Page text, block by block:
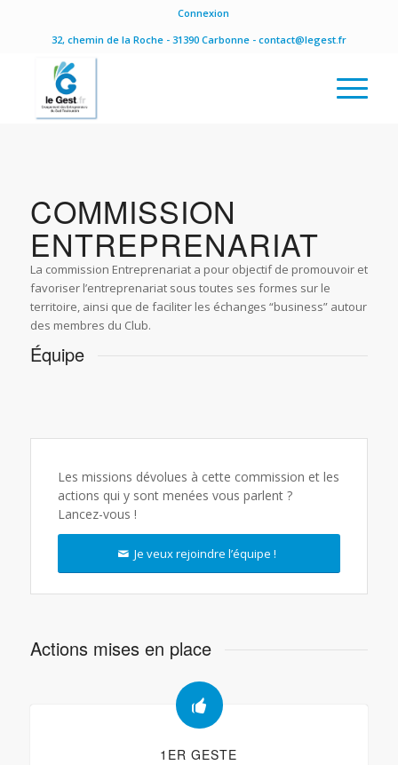
Connexion
32, chemin de la Roche - 31390 Carbonne - contact@legest.fr
COMMISSION
ENTREPRENARIAT
La commission Entreprenariat a pour objectif de promouvoir et
favoriser l’entreprenariat sous toutes ses formes sur le
territoire, ainsi que de faciliter les échanges “business” autour
des membres du Club.
Équipe
Les missions dévolues à cette commission et les
actions qui y sont menées vous parlent ?
Lancez-vous !
Je veux rejoindre l’équipe !
Actions mises en place
1ER GESTE